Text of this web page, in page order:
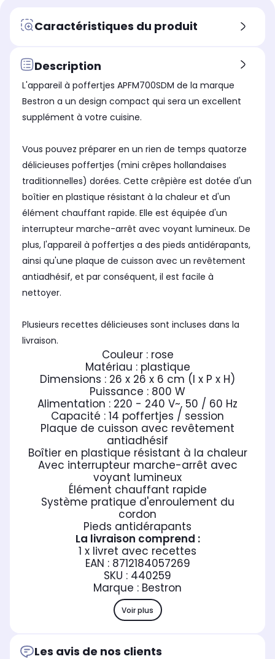
Voyant lumineux prêt à cuire
Non
Non
Plaques
Fixes
Non
Voyant lumineux prêt à cuire
Oui
Plaques
Fixes
2
Oui
Caractéristiques du produit
Description
L'appareil à poffertjes APFM700SDM de la marque
Bestron a un design compact qui sera un excellent
supplément à votre cuisine.
Vous pouvez préparer en un rien de temps quatorze
délicieuses poffertjes (mini crêpes hollandaises
traditionnelles) dorées. Cette crêpière est dotée d'un
boîtier en plastique résistant à la chaleur et d'un
élément chauffant rapide. Elle est équipée d'un
interrupteur marche-arrêt avec voyant lumineux. De
plus, l'appareil à poffertjes a des pieds antidérapants,
ainsi qu'une plaque de cuisson avec un revêtement
antiadhésif, et par conséquent, il est facile à
nettoyer.
Plusieurs recettes délicieuses sont incluses dans la
livraison.
Couleur : rose
Matériau : plastique
Dimensions : 26 x 26 x 6 cm (l x P x H)
Puissance : 800 W
Alimentation : 220 - 240 V~, 50 / 60 Hz
Capacité : 14 poffertjes / session
Plaque de cuisson avec revêtement
antiadhésif
Boîtier en plastique résistant à la chaleur
Avec interrupteur marche-arrêt avec
voyant lumineux
Élément chauffant rapide
Système pratique d'enroulement du
cordon
Pieds antidérapants
La livraison comprend :
1 x livret avec recettes
EAN : 8712184057269
SKU : 440259
Marque : Bestron
Voir plus
Les avis de nos clients